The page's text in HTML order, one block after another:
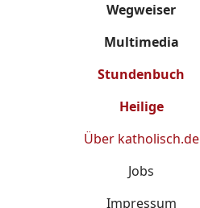
Wegweiser
Multimedia
Stundenbuch
Heilige
Über katholisch.de
Jobs
Impressum